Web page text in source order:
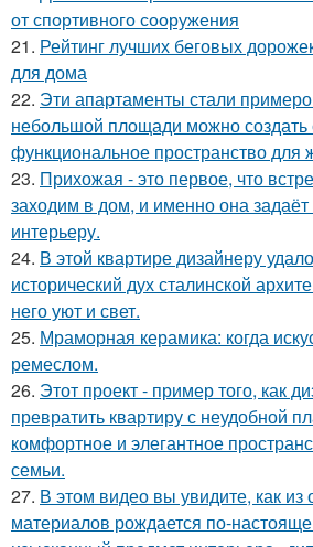
от спортивного сооружения
21. Рейтинг лучших беговых
для дома
22. Эти апартаменты стали
небольшой площади можно создать
функциональное пространство для
23. Прихожая - это первое, что
заходим в дом, и именно она
интерьеру.
24. В этой квартире дизайнеру
исторический дух сталинской
него уют и свет.
25. Мраморная керамика: когда
ремеслом.
26. Этот проект - пример того, как
превратить квартиру с неудобной
комфортное и элегантное
семьи.
27. В этом видео вы увидите, как
материалов рождается по-